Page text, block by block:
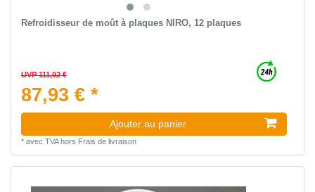
Refroidisseur de moût à plaques NIRO, 12 plaques
UVP 111,92 €
87,93 € *
Ajouter au panier
* avec TVAhors Frais de livraison